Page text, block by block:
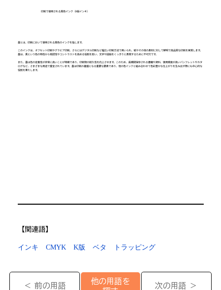
印刷で使用される黒色インク（K版インキ）
墨とは、印刷において使用される黒色のインクを指します。
このインクは、オフセット印刷やグラビア印刷、さらにはデジタル印刷など幅広い印刷方法で用いられ、紙やその他の素材に対して鮮明で高品質な印刷を実現します。
墨は、黒という色の特性から視認性やコントラストを高める役割を担い、文字や図版をくっきりと表現するために不可欠です。
また、墨は色の定着性が非常に高いことが特徴であり、印刷物の耐久性を向上させます。このため、長期間保存される書籍や資料、使用頻度が高いパンフレットやカタ
ログなど、さまざまな用途で重宝されています。墨は印刷の基盤となる重要な要素であり、他の色インクと組み合わせて色彩豊かな仕上がりを生み出す際にも中心的な
役割を果たします。
【​関連語】
インキ CMYK K版 ベタ トラッピング
＜ 前の用語
他の用語を
次の用語 ＞